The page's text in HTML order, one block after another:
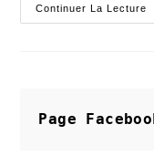
Continuer La Lecture
Page